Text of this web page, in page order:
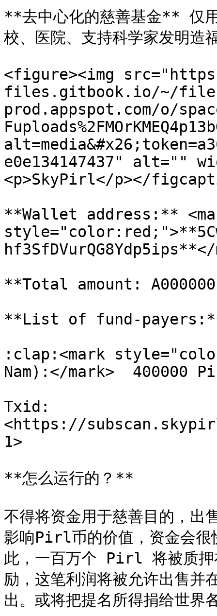
**去中心化的慈善基金** 仅
校、医院、支持科学家发明造
<figure><img
files.gitbook.io/~/
prod.appspot.com/o/
e0e134147437" alt=""
<p>SkyPirl</p></
**Wallet address:**
**Total amount:
**List of fund-
:clap:<mark
Nam):</mark>  400000
Txid:
<https://
1>
**怎么运行的？**
不得将资金用于慈善目的，
影响Pirl币的价值，资金会很
此，一百万个 Pirl 将被质押
励，这笔利润将被允许出售并
出。或将把提名所得捐给世界